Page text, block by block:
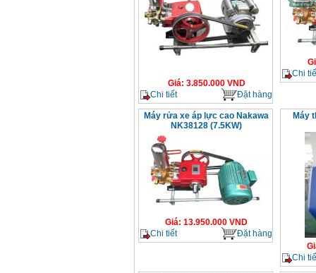
Giá: 3.850.000VND
Chi tiết
Đặt hàng
Chi
Máy rửa xe áp lực cao Nakawa
NK38128 (7.5KW)
Giá: 13.950.000 VND
Chi tiết
Đặt hàng
Máy
Chi